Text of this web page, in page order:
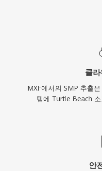
클
MXF에서의 SMP 추출
템에 Turtle Beach
안